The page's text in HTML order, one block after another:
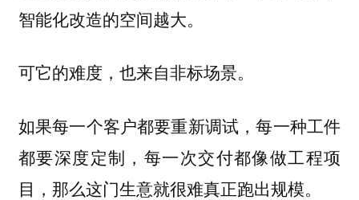
智能化改造的空间越大。
可它的难度，也来自非标场景。
如果每一个客户都要重新调试，每一种工件
都要深度定制，每一次交付都像做工程项
目，那么这门生意就很难真正跑出规模。